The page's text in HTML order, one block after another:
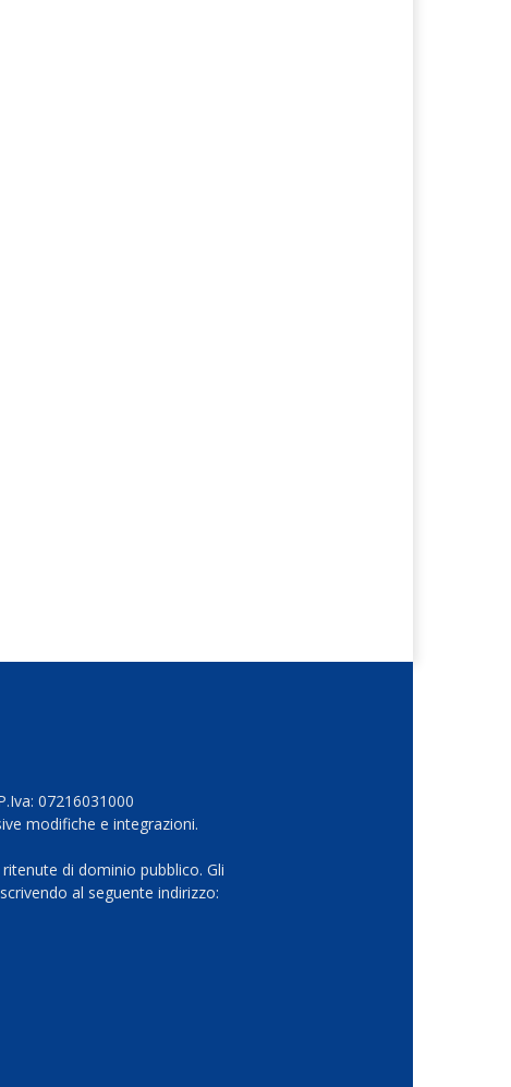
07216031000
modifiche e integrazioni.
di dominio pubblico. Gli
al seguente indirizzo: